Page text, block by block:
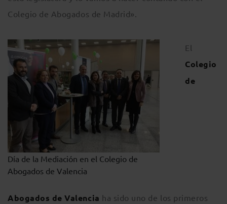
Colegio de Abogados de Madrid».
Día de la Mediación en el Colegio de
Abogados de Valencia
El
Colegio
de
Abogados de Valencia ha sido uno de los primeros